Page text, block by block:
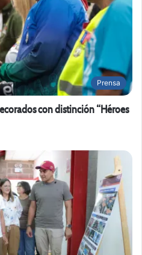
Prensa
con distinción “Héroes